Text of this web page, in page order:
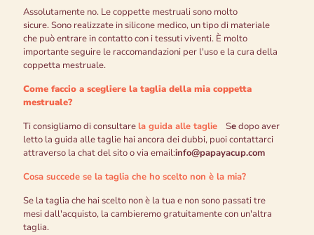
Assolutamente no. Le coppette mestruali sono molto
sicure. Sono realizzate in silicone medico, un tipo di materiale
che può entrare in contatto con i tessuti viventi. È molto
importante seguire le raccomandazioni per l'uso e la cura della
coppetta mestruale.
Come faccio a scegliere la taglia della mia coppetta
mestruale?
Ti consigliamo di consultarela guida alle taglie Sedopo aver
letto la guida alle taglie hai ancora dei dubbi, puoi contattarci
attraverso la chat del sito o via email:info@papayacup.com
Cosa succede se la taglia che ho scelto non è la mia?
Se la taglia che hai scelto non è la tua e non sono passati tre
mesi dall'acquisto, la cambieremo gratuitamente con un'altra
taglia.